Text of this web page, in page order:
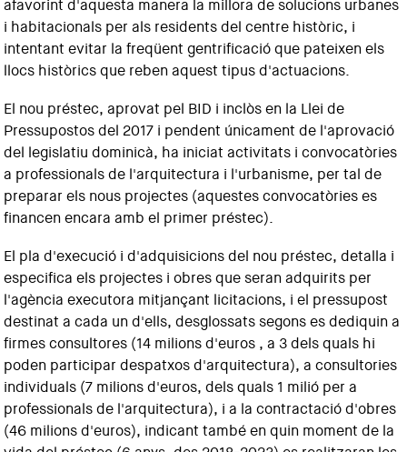
afavorint d'aquesta manera la millora de solucions urbanes
i habitacionals per als residents del centre històric, i
intentant evitar la freqüent gentrificació que pateixen els
llocs històrics que reben aquest tipus d'actuacions.
El nou préstec, aprovat pel BID i inclòs en la Llei de
Pressupostos del 2017 i pendent únicament de l'aprovació
del legislatiu dominicà, ha iniciat activitats i convocatòries
a professionals de l'arquitectura i l'urbanisme, per tal de
preparar els nous projectes (aquestes convocatòries es
financen encara amb el primer préstec).
El pla d'execució i d'adquisicions del nou préstec, detalla i
especifica els projectes i obres que seran adquirits per
l'agència executora mitjançant licitacions, i el pressupost
destinat a cada un d'ells, desglossats segons es dediquin a
firmes consultores (14 milions d'euros , a 3 dels quals hi
poden participar despatxos d'arquitectura), a consultories
individuals (7 milions d'euros, dels quals 1 milió per a
professionals de l'arquitectura), i a la contractació d'obres
(46 milions d'euros), indicant també en quin moment de la